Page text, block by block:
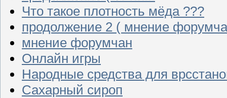
Что такое плотность мёда ???
продолжение 2 ( мнение
мнение форумчан
Онлайн игры
Народные средства для
Сахарный сироп